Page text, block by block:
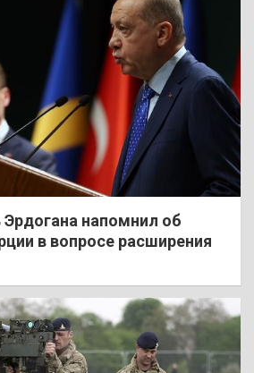
напомнил об
в вопросе расширения